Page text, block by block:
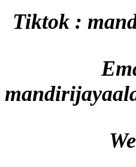
Tiktok :